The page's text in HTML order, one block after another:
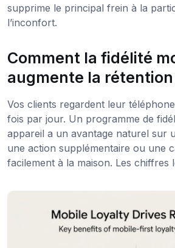
supprime le principal frein à la
l’inconfort.
Comment la fidélité
augmente la
Vos clients regardent leur
fois par jour. Un programme de
appareil a un avantage naturel sur
une action supplémentaire ou une
facilement à la maison. Les chiffres